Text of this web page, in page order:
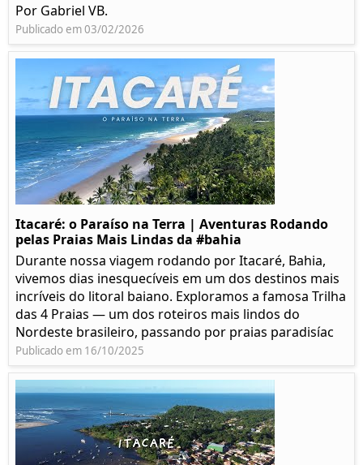
Por Gabriel VB.
Publicado em 03/02/2026
Itacaré: o Paraíso na Terra | Aventuras Rodando
pelas Praias Mais Lindas da #bahia
Durante nossa viagem rodando por Itacaré, Bahia,
vivemos dias inesquecíveis em um dos destinos mais
incríveis do litoral baiano. Exploramos a famosa Trilha
das 4 Praias — um dos roteiros mais lindos do
Nordeste brasileiro, passando por praias paradisíac
Publicado em 16/10/2025